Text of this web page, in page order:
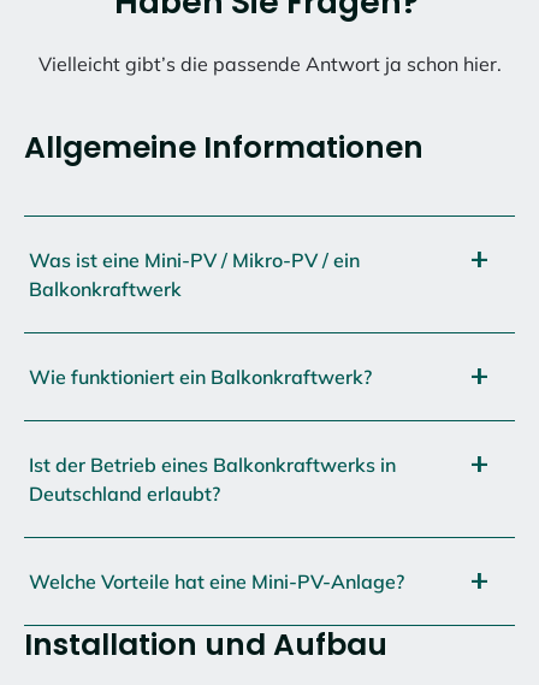
Vielleicht gibt’s die passende Antwort ja schon hier.
Allgemeine Informationen
Was ist eine Mini-PV / Mikro-PV / ein
Balkonkraftwerk
Wie funktioniert ein Balkonkraftwerk?
Ist der Betrieb eines Balkonkraftwerks in
Deutschland erlaubt?
Welche Vorteile hat eine Mini-PV-Anlage?
Installation und Aufbau